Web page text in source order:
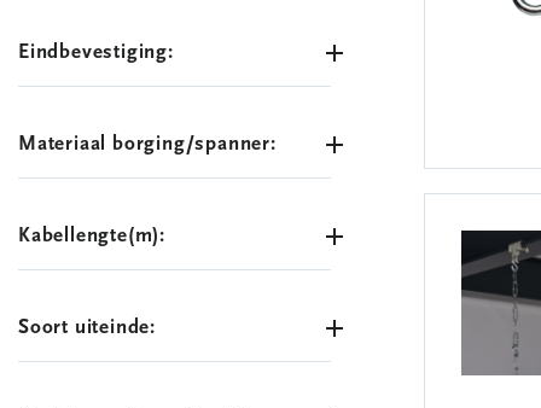
Eindbevestiging:
Materiaal borging/spanner:
Kabellengte(m):
Soort uiteinde: